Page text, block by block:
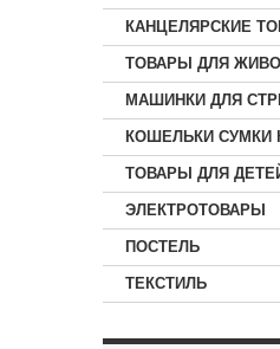
КАНЦЕЛЯРСКИЕ
ТОВАРЫ ДЛЯ
МАШИНКИ ДЛЯ
КОШЕЛЬКИ СУМКИ
ТОВАРЫ ДЛЯ
ЭЛЕКТРОТОВАРЫ
ПОСТЕЛЬ
ТЕКСТИЛЬ